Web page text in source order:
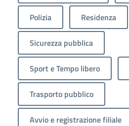
Polizia Residenza
Sicurezza pubblica
Sport e Tempo libero
Trasporto pubblico
Avvio e registrazione filiale